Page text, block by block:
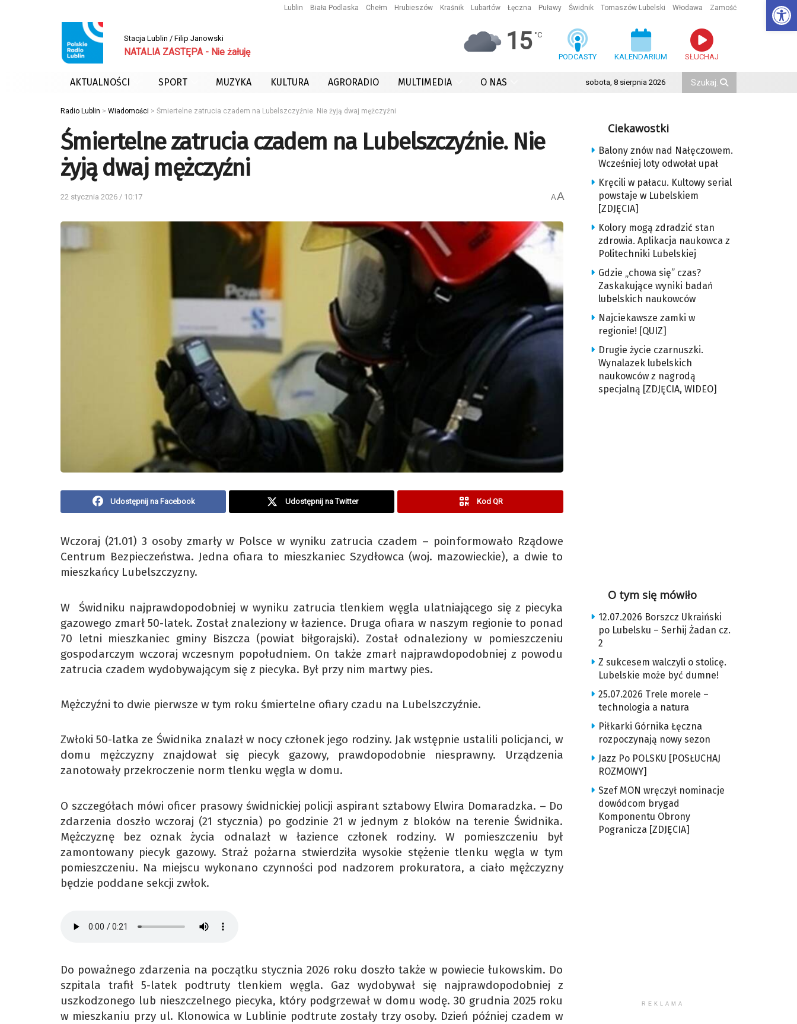
Lublin Biała Podlaska Chełm Hrubieszów Kraśnik Lubartów Łęczna Puławy Świdnik Tomaszów Lubelski Włodawa Zamość
Stacja Lublin / Filip Janowski
NATALIA ZASTĘPA - Nie żałuję 15 °C
PODCASTY KALENDARIUM SŁUCHAJ
AKTUALNOŚCI SPORT MUZYKA KULTURA AGRORADIO MULTIMEDIA O NAS sobota, 8 sierpnia 2026
Radio Lublin > Wiadomości > Śmiertelne zatrucia czadem na Lubelszczyźnie. Nie żyją dwaj mężczyźni
Śmiertelne zatrucia czadem na Lubelszczyźnie. Nie
żyją dwaj mężczyźni
22 stycznia 2026 / 10:17 AA
Udostępnij na Facebook Udostępnij na Twitter Kod QR
Wczoraj (21.01) 3 osoby zmarły w Polsce w wyniku zatrucia czadem – poinformowało Rządowe
Centrum Bezpieczeństwa. Jedna ofiara to mieszkaniec Szydłowca (woj. mazowieckie), a dwie to
mieszkańcy Lubelszczyzny.
W Świdniku najprawdopodobniej w wyniku zatrucia tlenkiem węgla ulatniającego się z piecyka
gazowego zmarł 50-latek. Został znaleziony w łazience. Druga ofiara w naszym regionie to ponad
70 letni mieszkaniec gminy Biszcza (powiat biłgorajski). Został odnaleziony w pomieszczeniu
gospodarczym wczoraj wczesnym popołudniem. On także zmarł najprawdopodobniej z powodu
zatrucia czadem wydobywającym się z piecyka. Był przy nim martwy pies.
Mężczyźni to dwie pierwsze w tym roku śmiertelne ofiary czadu na Lubelszczyźnie.
Zwłoki 50-latka ze Świdnika znalazł w nocy członek jego rodziny. Jak wstępnie ustalili policjanci, w
domu mężczyzny znajdował się piecyk gazowy, prawdopodobnie niesprawny. Urządzenia
zanotowały przekroczenie norm tlenku węgla w domu.
O szczegółach mówi oficer prasowy świdnickiej policji aspirant sztabowy Elwira Domaradzka. – Do
zdarzenia doszło wczoraj (21 stycznia) po godzinie 21 w jednym z bloków na terenie Świdnika.
Mężczyznę bez oznak życia odnalazł w łazience członek rodziny. W pomieszczeniu był
zamontowany piecyk gazowy. Straż pożarna stwierdziła wysokie stężenie tlenku węgla w tym
pomieszczeniu. Na miejscu wykonano czynności pod nadzorem prokuratora, a ciało mężczyzny
będzie poddane sekcji zwłok.
Do poważnego zdarzenia na początku stycznia 2026 roku doszło także w powiecie łukowskim. Do
szpitala trafił 5-latek podtruty tlenkiem węgla. Gaz wydobywał się najprawdopodobniej z
uszkodzonego lub nieszczelnego piecyka, który podgrzewał w domu wodę. 30 grudnia 2025 roku
w mieszkaniu przy ul. Klonowica w Lublinie podtrute zostały trzy osoby. Dzień później czadem w
Ciekawostki
Balony znów nad Nałęczowem.
Wcześniej loty odwołał upał
Kręcili w pałacu. Kultowy serial
powstaje w Lubelskiem
[ZDJĘCIA]
Kolory mogą zdradzić stan
zdrowia. Aplikacja naukowca z
Politechniki Lubelskiej
Gdzie „chowa się” czas?
Zaskakujące wyniki badań
lubelskich naukowców
Najciekawsze zamki w
regionie! [QUIZ]
Drugie życie czarnuszki.
Wynalazek lubelskich
naukowców z nagrodą
specjalną [ZDJĘCIA, WIDEO]
O tym się mówiło
12.07.2026 Borszcz Ukraiński
po Lubelsku – Serhij Żadan cz.
2
Z sukcesem walczyli o stolicę.
Lubelskie może być dumne!
25.07.2026 Trele morele –
technologia a natura
Piłkarki Górnika Łęczna
rozpoczynają nowy sezon
Jazz Po POLSKU [POSŁUCHAJ
ROZMOWY]
Szef MON wręczył nominacje
dowódcom brygad
Komponentu Obrony
Pogranicza [ZDJĘCIA]
REKLAMA